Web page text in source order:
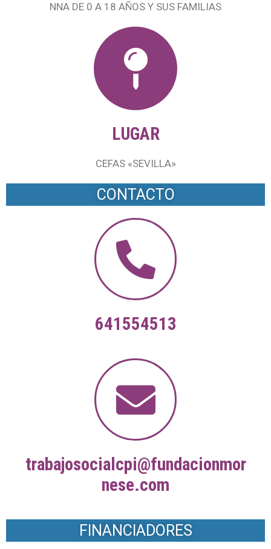
NNA DE 0 A 18 AÑOS Y SUS FAMILIAS
LUGAR
CEFAS «SEVILLA»
CONTACTO
641554513
trabajosocialcpi@fundacionmor
nese.com
FINANCIADORES